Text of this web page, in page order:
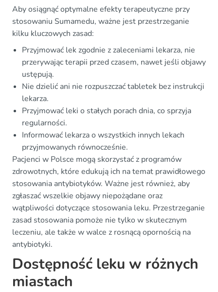
Aby osiągnąć optymalne efekty terapeutyczne przy
stosowaniu Sumamedu, ważne jest przestrzeganie
kilku kluczowych zasad:
Przyjmować lek zgodnie z zaleceniami lekarza, nie
przerywając terapii przed czasem, nawet jeśli objawy
ustępują.
Nie dzielić ani nie rozpuszczać tabletek bez instrukcji
lekarza.
Przyjmować leki o stałych porach dnia, co sprzyja
regularności.
Informować lekarza o wszystkich innych lekach
przyjmowanych równocześnie.
Pacjenci w Polsce mogą skorzystać z programów
zdrowotnych, które edukują ich na temat prawidłowego
stosowania antybiotyków. Ważne jest również, aby
zgłaszać wszelkie objawy niepożądane oraz
wątpliwości dotyczące stosowania leku. Przestrzeganie
zasad stosowania pomoże nie tylko w skutecznym
leczeniu, ale także w walce z rosnącą opornością na
antybiotyki.
Dostępność leku w różnych
miastach